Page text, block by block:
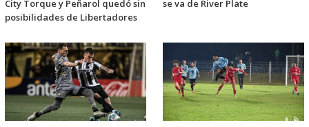
City Torque y Peñarol quedó sin
posibilidades de Libertadores
se va de River Plate